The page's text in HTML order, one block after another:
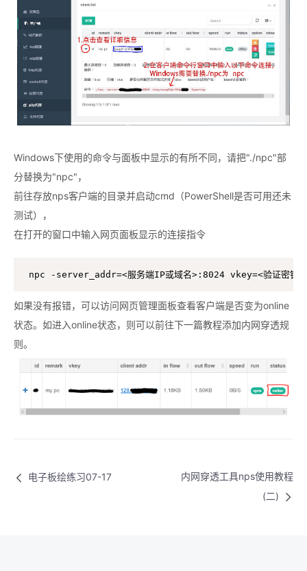
Windows下使用的命令与面板中显示的有所不同，请把"./npc"部
分替换为"npc"，
前往存放nps客户端的目录并启动cmd（PowerShell是否可用还未
测试），
在打开的窗口中输入网页面板显示的连接指令
npc -server_addr=<服务端IP或域名>:8024 vkey=<验证密
如果没有报错，可以访问网页管理面板查看客户端是否变为online
状态。如进入online状态，则可以前往下一篇教程添加内网穿透规
则。
电子板绘练习07-17
内网穿透工具nps使用教程
(二)